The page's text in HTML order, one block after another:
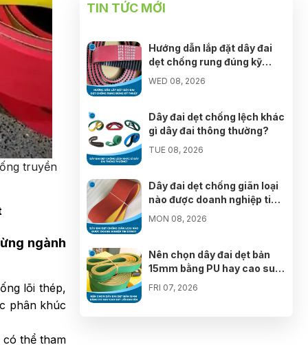
truyền
ngành
lõi thép,
phân khúc
thể tham
07/08/2026
Bùi Đức Trung đã mua sản phẩm
07/08/2026
Mang Ngọc Tuyền đã mua sản phẩm
07/08/2026
Trương Thị Mỹ Tiên đã mua sản phẩm
07/08/2026
Đặng Thị Thanh Hà đã mua sản phẩm
07/08/2026
Nguyễn Ngọc Thanh Vân đã mua sản
phẩm07/08/2026
TIN TỨC MỚI
Hướng dẫn lắp đặt dây đai
dẹt chống rung đúng kỹ
thuật
WED 08, 2026
Dây đai dẹt chống lệch khác
gì dây đai thông thường?
TUE 08, 2026
Dây đai dẹt chống giãn loại
nào được doanh nghiệp tin
dùng?
MON 08, 2026
Nên chọn dây đai dẹt bản
15mm bằng PU hay cao su?
Lời khuyên
FRI 07, 2026